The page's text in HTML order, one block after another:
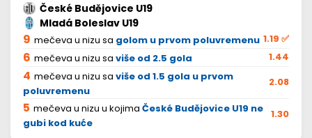
České Budějovice U19
Mladá Boleslav U19
9 mečeva u nizu sa golom u prvom poluvremenu 1.19 ✅
6 mečeva u nizu sa više od 2.5 gola 1.44
4 mečeva u nizu sa više od 1.5 gola u prvom
poluvremenu
2.08
5 mečeva u nizu u kojima České Budějovice U19 ne
gubi kod kuće
1.30